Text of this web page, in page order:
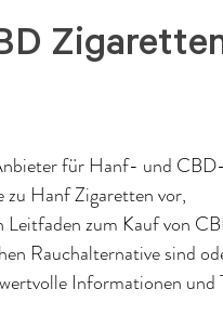
für Hanf- und
zu Hanf Zigaretten vor,
Leitfaden zum Kauf von
Rauchalternative sind
Informationen und